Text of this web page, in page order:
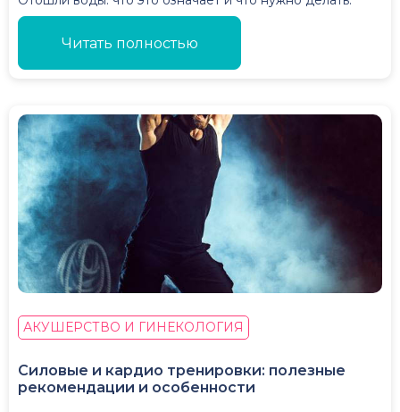
Читать полностью
АКУШЕРСТВО И ГИНЕКОЛОГИЯ
Силовые и кардио тренировки: полезные
рекомендации и особенности